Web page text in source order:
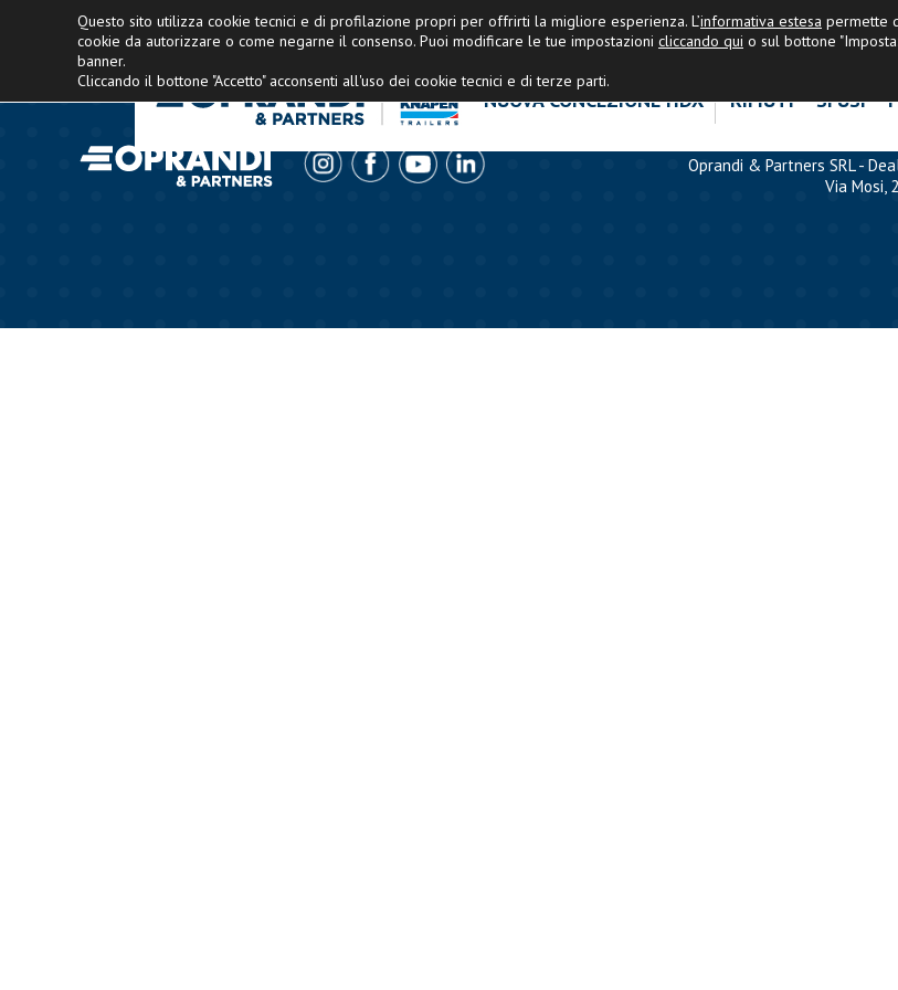
Concessionario esclusivo Knapen Italia OPRANDI&PARTNERS |
NUOVA CONCEZIONE HDX RIFIUTI SFUSI
Oprandi & Partners SRL -
Via Mosi,
Questo sito utilizza cookie tecnici e di profilazione propri per offrirti la migliore esperienza. L’informativa estesa permette
cookie da autorizzare o come negarne il consenso. Puoi modificare le tue impostazioni cliccando qui o sul bottone
banner.
Cliccando il bottone "Accetto" acconsenti all'uso dei cookie tecnici e di terze parti.